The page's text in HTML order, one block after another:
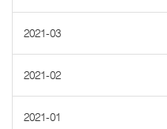
2021-03
2021-02
2021-01